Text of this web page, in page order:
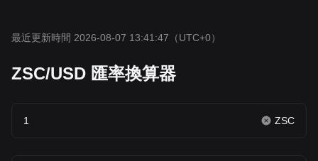
最近更新時間 2026-08-07 13:41:47 （UTC+0）
ZSC/USD 匯率換算器
ZSC